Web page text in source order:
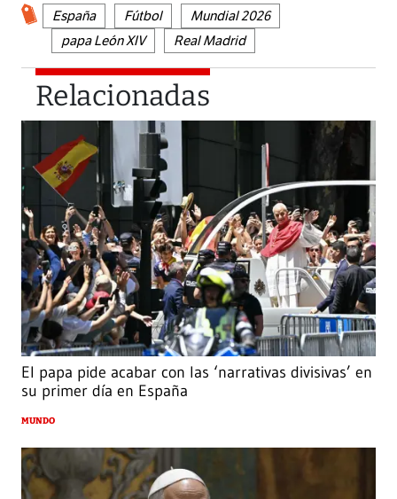
España Fútbol
Mundial 2026
papa León XIV
Real Madrid
Relacionadas
El papa pide acabar con las ‘narrativas divisivas’ en
su primer día en España
MUNDO